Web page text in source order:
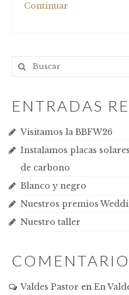
Continuar
ENTRADAS
Visitamos la BBFW26
Instalamos placas
de carbono
Blanco y negro
Nuestros premios
Nuestro taller
Valdes Pastor en En